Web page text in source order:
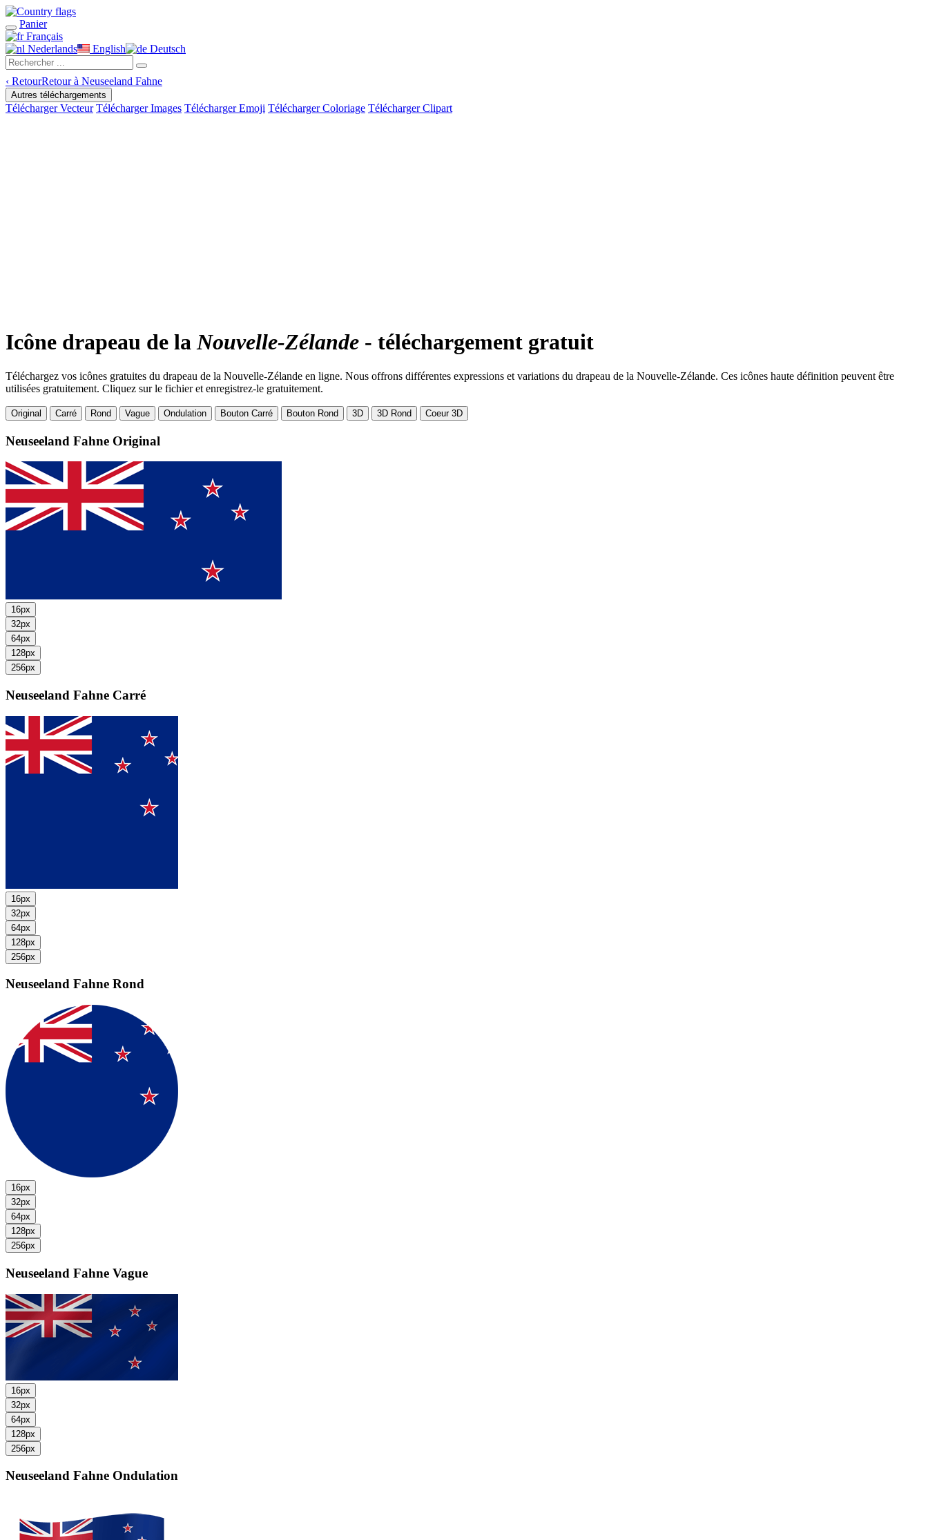
Panier
Français
Nederlands
English Deutsch
‹ RetourRetour à Neuseeland Fahne
Autres téléchargements
Télécharger Vecteur Télécharger Images Télécharger Emoji Télécharger Coloriage Télécharger Clipart
Icône drapeau de laNouvelle-Zélande - téléchargement gratuit
Téléchargez vos icônes gratuites du drapeau de la Nouvelle-Zélande en ligne. Nous offrons différentes expressions et variations du drapeau de la Nouvelle-Zélande. Ces icônes haute définition peuvent être
utilisées gratuitement. Cliquez sur le fichier et enregistrez-le gratuitement.
Original Carré Rond Vague Ondulation Bouton Carré Bouton Rond 3D 3D Rond Coeur 3D
Neuseeland Fahne Original
16px
32px
64px
128px
256px
Neuseeland Fahne Carré
16px
32px
64px
128px
256px
Neuseeland Fahne Rond
16px
32px
64px
128px
256px
Neuseeland Fahne Vague
16px
32px
64px
128px
256px
Neuseeland Fahne Ondulation